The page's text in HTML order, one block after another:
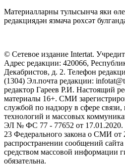
Материалларны тулысынча яки
редакциядән язмача рөхсәт
© Сетевое издание Intertat.
Адрес редакции: 420066,
Декабристов, д. 2. Телефон
(1304) Эл.почта редакции:
редактор Гареев Р.И. Настоящий
материалы 16+. СМИ
службой по надзору в сфере
технологий и массовых
ЭЛ № ФС 77 - 77652 от 17.01.2020.
23 Федерального закона о СМИ от
распространении сообщений
средством массовой информации
обязательна.